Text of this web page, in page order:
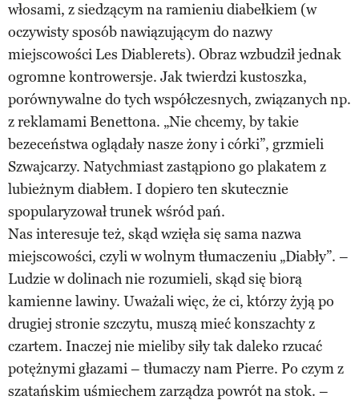
włosami, z siedzącym na ramieniu diabełkiem (w
oczywisty sposób nawiązującym do nazwy
miejscowości Les Diablerets). Obraz wzbudził jednak
ogromne kontrowersje. Jak twierdzi kustoszka,
porównywalne do tych współczesnych, związanych np.
z reklamami Benettona. „Nie chcemy, by takie
bezeceństwa oglądały nasze żony i córki”, grzmieli
Szwajcarzy. Natychmiast zastąpiono go plakatem z
lubieżnym diabłem. I dopiero ten skutecznie
spopularyzował trunek wśród pań.
Nas interesuje też, skąd wzięła się sama nazwa
miejscowości, czyli w wolnym tłumaczeniu „Diabły”. –
Ludzie w dolinach nie rozumieli, skąd się biorą
kamienne lawiny. Uważali więc, że ci, którzy żyją po
drugiej stronie szczytu, muszą mieć konszachty z
czartem. Inaczej nie mieliby siły tak daleko rzucać
potężnymi głazami – tłumaczy nam Pierre. Po czym z
szatańskim uśmiechem zarządza powrót na stok. –